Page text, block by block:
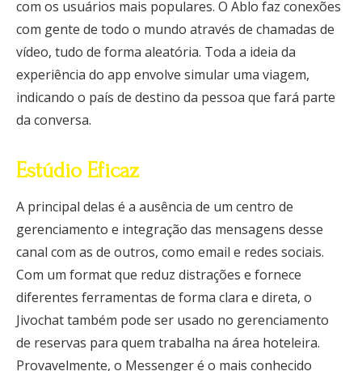
com os usuários mais populares. O Ablo faz conexões
com gente de todo o mundo através de chamadas de
vídeo, tudo de forma aleatória. Toda a ideia da
experiência do app envolve simular uma viagem,
indicando o país de destino da pessoa que fará parte
da conversa.
Estúdio Eficaz
A principal delas é a ausência de um centro de
gerenciamento e integração das mensagens desse
canal com as de outros, como email e redes sociais.
Com um format que reduz distrações e fornece
diferentes ferramentas de forma clara e direta, o
Jivochat também pode ser usado no gerenciamento
de reservas para quem trabalha na área hoteleira.
Provavelmente, o Messenger é o mais conhecido